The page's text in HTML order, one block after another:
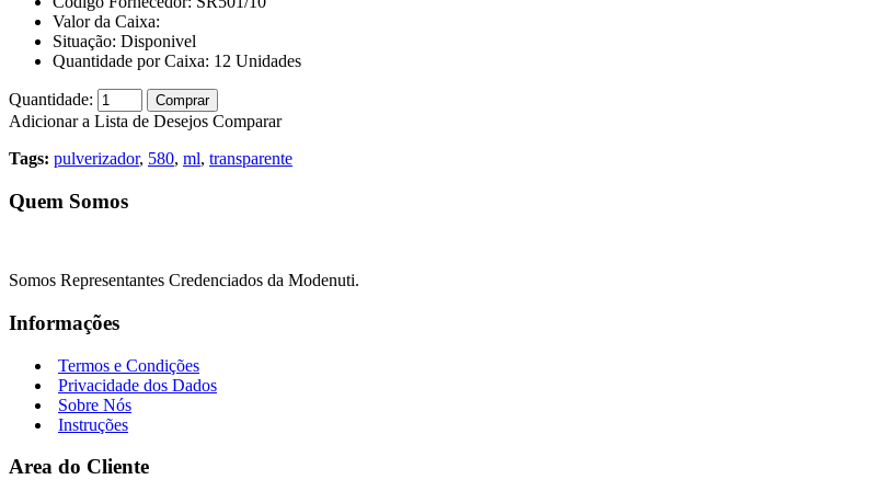
Valor da Caixa:
Situação: Disponivel
Quantidade por Caixa: 12 Unidades
Quantidade: Comprar
Adicionar a Lista de Desejos Comparar
Tags: pulverizador, 580, ml, transparente
Quem Somos
Somos Representantes Credenciados da Modenuti.
Informações
Termos e Condições
Privacidade dos Dados
Sobre Nós
Instruções
Area do Cliente